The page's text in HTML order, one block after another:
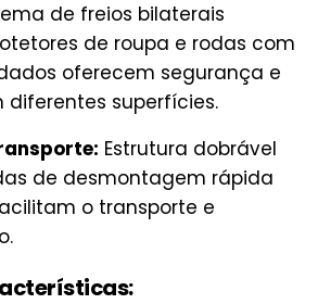
de freios bilaterais
de roupa e rodas com
oferecem segurança e
superfícies.
Estrutura dobrável
de desmontagem rápida
o transporte e